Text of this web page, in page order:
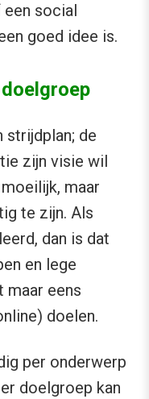
social
goed idee is.
strijdplan; de
zijn visie wil
maar
te zijn. Als
dan is dat
en lege
maar eens
doelen.
per onderwerp
doelgroep kan